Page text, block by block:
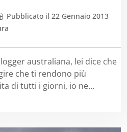
Pubblicato il 22 Gennaio 2013
australiana, lei dice che
che ti rendono più
di tutti i giorni, io ne...